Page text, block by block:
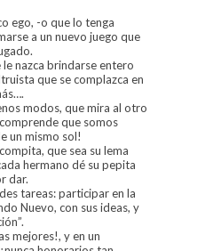
ego, -o que lo tenga
a un nuevo juego que
le nazca brindarse entero
que se complazca en
modos, que mira al otro
que somos
un mismo sol!
que sea su lema
hermano dé su pepita
dar.
tareas: participar en la
Nuevo, con sus ideas, y
mejores!, y en un